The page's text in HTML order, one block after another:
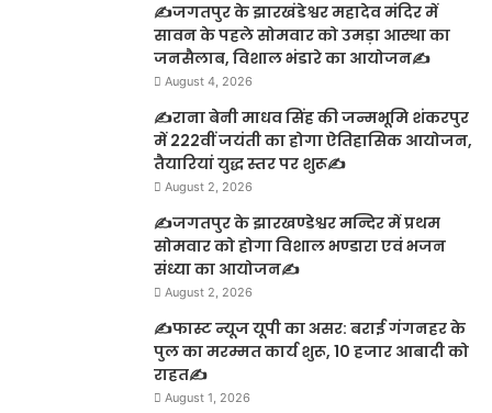
✍️जगतपुर के झारखंडेश्वर महादेव मंदिर में
सावन के पहले सोमवार को उमड़ा आस्था का
जनसैलाब, विशाल भंडारे का आयोजन✍️
August 4, 2026
✍️राना बेनी माधव सिंह की जन्मभूमि शंकरपुर
में 222वीं जयंती का होगा ऐतिहासिक आयोजन,
तैयारियां युद्ध स्तर पर शुरू✍️
August 2, 2026
✍️जगतपुर के झारखण्डेश्वर मन्दिर में प्रथम
सोमवार को होगा विशाल भण्डारा एवं भजन
संध्या का आयोजन✍️
August 2, 2026
✍️फास्ट न्यूज यूपी का असर: बराई गंगनहर के
पुल का मरम्मत कार्य शुरू, 10 हजार आबादी को
राहत✍️
August 1, 2026